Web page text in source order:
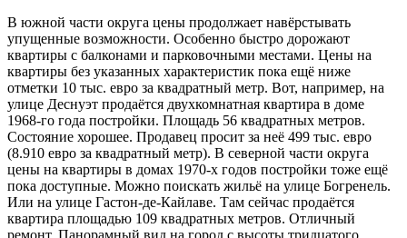
В южной части округа цены продолжает навёрстывать
упущенные возможности. Особенно быстро дорожают
квартиры с балконами и парковочными местами. Цены на
квартиры без указанных характеристик пока ещё ниже
отметки 10 тыс. евро за квадратный метр. Вот, например, на
улице Деснуэт продаётся двухкомнатная квартира в доме
1968-го года постройки. Площадь 56 квадратных метров.
Состояние хорошее. Продавец просит за неё 499 тыс. евро
(8.910 евро за квадратный метр). В северной части округа
цены на квартиры в домах 1970-х годов постройки тоже ещё
пока доступные. Можно поискать жильё на улице Богренель.
Или на улице Гастон-де-Кайлаве. Там сейчас продаётся
квартира площадью 109 квадратных метров. Отличный
ремонт. Панорамный вид на город с высоты тридцатого